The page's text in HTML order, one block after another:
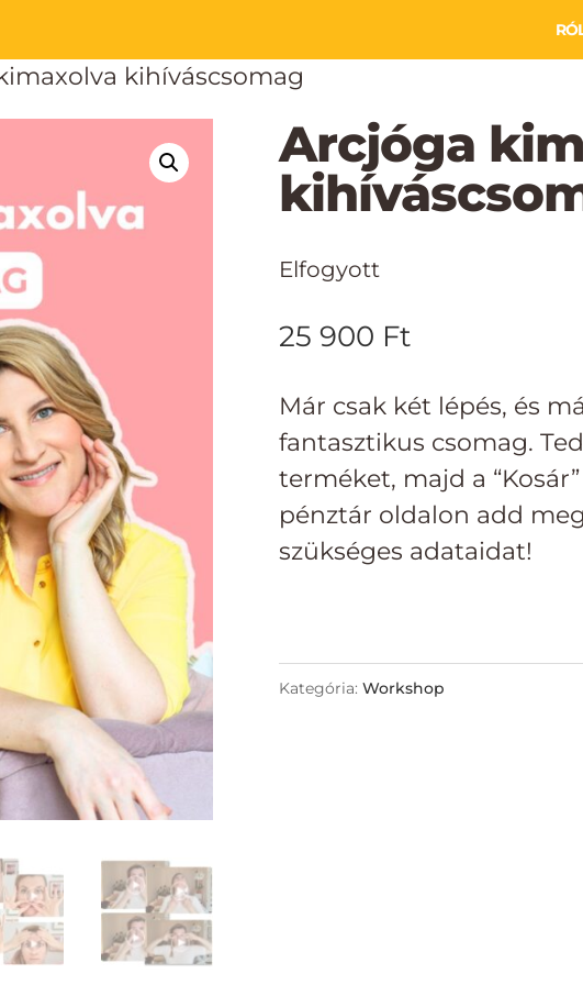
kihíváscsomag
Arcjóga
Elfogyott
25 900 Ft
Már csak két lépés, és
fantasztikus csomag.
terméket, majd a
pénztár oldalon add
szükséges adataidat!
Kategória: Workshop